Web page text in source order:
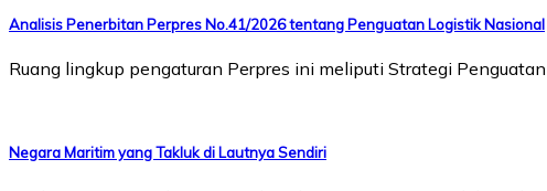
Analisis Penerbitan Perpres No.41/2026 tentang Penguatan Logistik Nasional
Ruang lingkup pengaturan Perpres ini meliputi Strategi
Negara Maritim yang Takluk di Lautnya Sendiri